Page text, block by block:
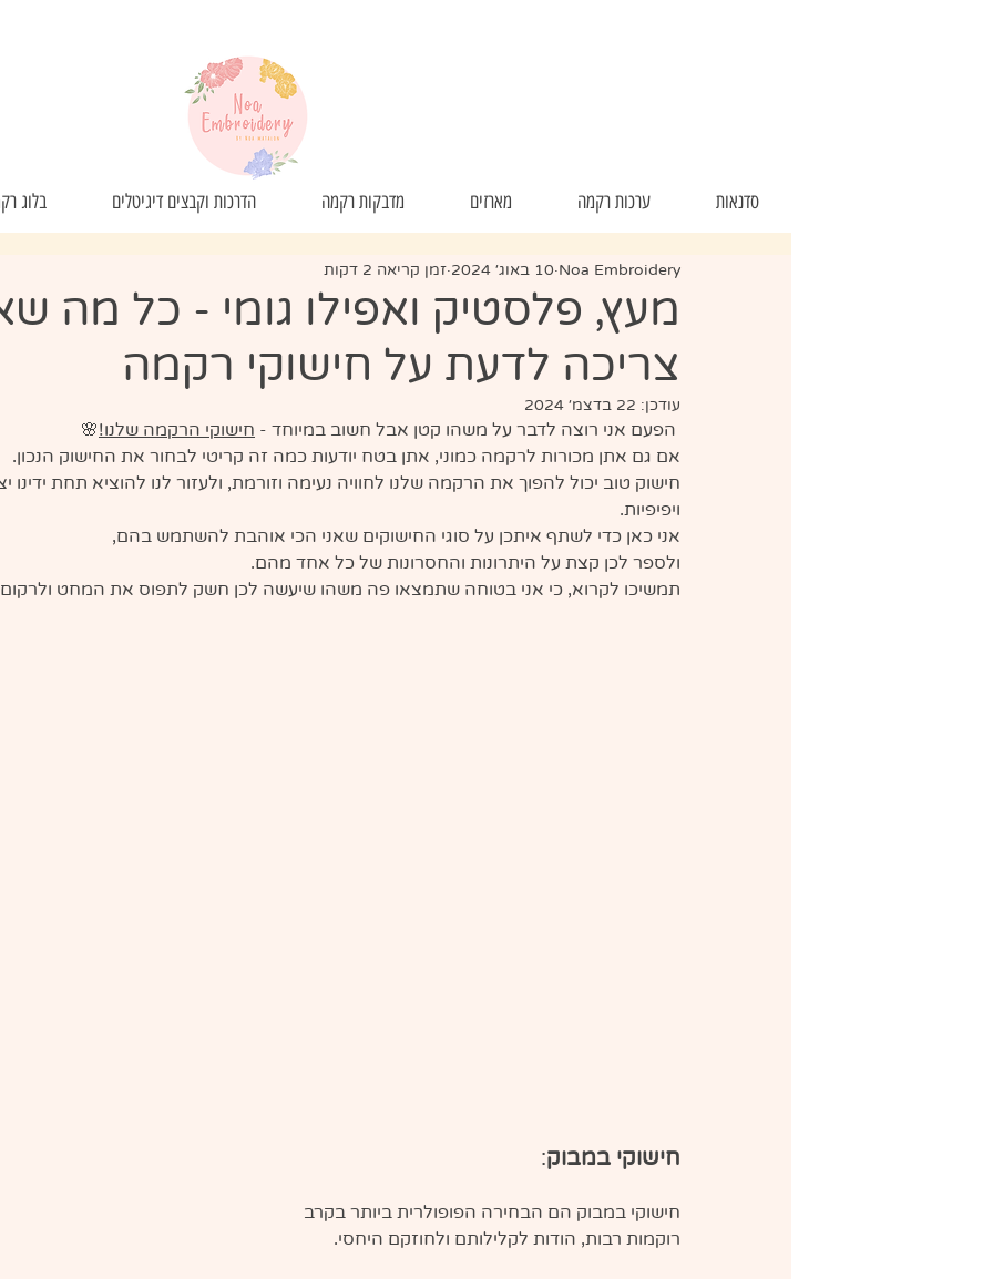
סדנאות ערכות רקמה מארזים מדבקות רקמה הדרכות וקבצים דיגיטלים בלוג
מעץ, פלסטיק ואפילו גומי - כל מה
צריכה לדעת על חישוקי רקמה
Noa Embroidery 10 באוג׳ 2024 זמן קריאה 2 דקות
עודכן: 22 בדצמ׳ 2024
חישוקי הרקמה שלנו!🌸
אם גם אתן מכורות לרקמה כמוני, אתן בטח יודעות כמה זה קריטי לבחור את החישוק הנכון.
חישוק טוב יכול להפוך את הרקמה שלנו לחוויה נעימה וזורמת, ולעזור לנו להוציא תחת ידינו
ויפיפיות.
אני כאן כדי לשתף איתכן על סוגי החישוקים שאני הכי אוהבת להשתמש בהם,
ולספר לכן קצת על היתרונות והחסרונות של כל אחד מהם.
תמשיכו לקרוא, כי אני בטוחה שתמצאו פה משהו שיעשה לכן חשק לתפוס את המחט
חישוקי במבוק:
חישוקי במבוק הם הבחירה הפופולרית ביותר בקרב
רוקמות רבות, הודות לקלילותם ולחוזקם היחסי.